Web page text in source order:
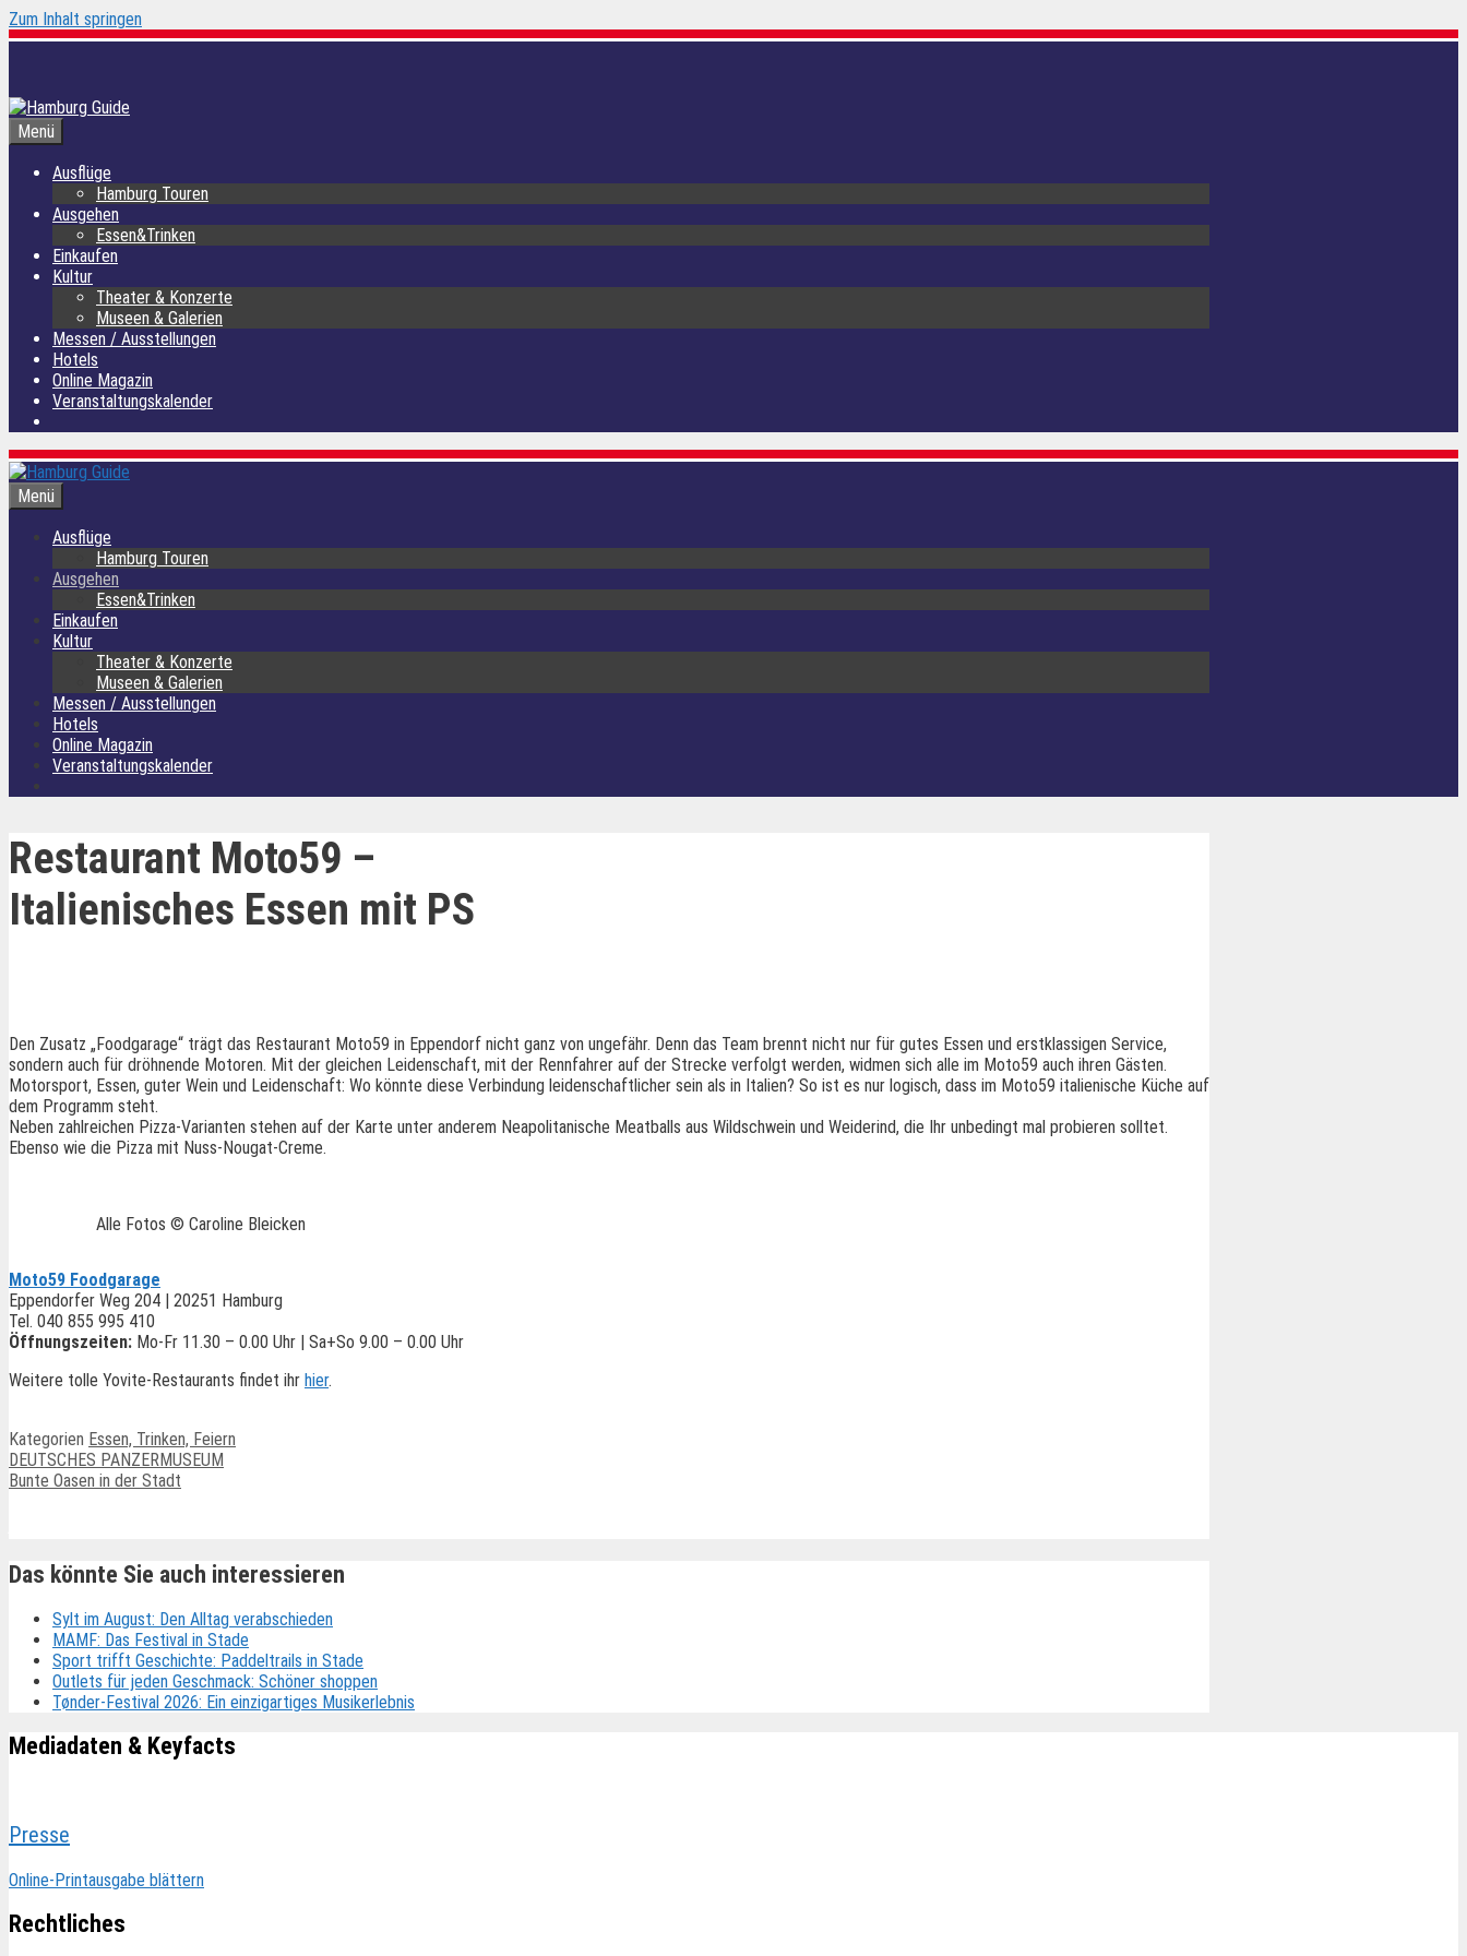
Zum Inhalt springen
Menü
Ausflüge
Hamburg Touren
Ausgehen
Essen&Trinken
Einkaufen
Kultur
Theater & Konzerte
Museen & Galerien
Messen / Ausstellungen
Hotels
Online Magazin
Veranstaltungskalender
Menü
Ausflüge
Hamburg Touren
Ausgehen
Essen&Trinken
Einkaufen
Kultur
Theater & Konzerte
Museen & Galerien
Messen / Ausstellungen
Hotels
Online Magazin
Veranstaltungskalender
Restaurant Moto59 –
Italienisches Essen mit PS
Den Zusatz „Foodgarage“ trägt das Restaurant Moto59 in Eppendorf nicht ganz von ungefähr. Denn das Team brennt nicht nur für gutes Essen und erstklassigen Service,
sondern auch für dröhnende Motoren. Mit der gleichen Leidenschaft, mit der Rennfahrer auf der Strecke verfolgt werden, widmen sich alle im Moto59 auch ihren Gästen.
Motorsport, Essen, guter Wein und Leidenschaft: Wo könnte diese Verbindung leidenschaftlicher sein als in Italien? So ist es nur logisch, dass im Moto59 italienische Küche auf
dem Programm steht.
Neben zahlreichen Pizza-Varianten stehen auf der Karte unter anderem Neapolitanische Meatballs aus Wildschwein und Weiderind, die Ihr unbedingt mal probieren solltet.
Ebenso wie die Pizza mit Nuss-Nougat-Creme.
Alle Fotos © Caroline Bleicken
Moto59 Foodgarage
Eppendorfer Weg 204 | 20251 Hamburg
Tel. 040 855 995 410
Öffnungszeiten: Mo-Fr 11.30 – 0.00 Uhr | Sa+So 9.00 – 0.00 Uhr
Weitere tolle Yovite-Restaurants findet ihr hier.
Kategorien Essen, Trinken, Feiern
DEUTSCHES PANZERMUSEUM
Bunte Oasen in der Stadt
Das könnte Sie auch interessieren
Sylt im August: Den Alltag verabschieden
MAMF: Das Festival in Stade
Sport trifft Geschichte: Paddeltrails in Stade
Outlets für jeden Geschmack: Schöner shoppen
Tønder-Festival 2026: Ein einzigartiges Musikerlebnis
Mediadaten & Keyfacts
Presse
Online-Printausgabe blättern
Rechtliches